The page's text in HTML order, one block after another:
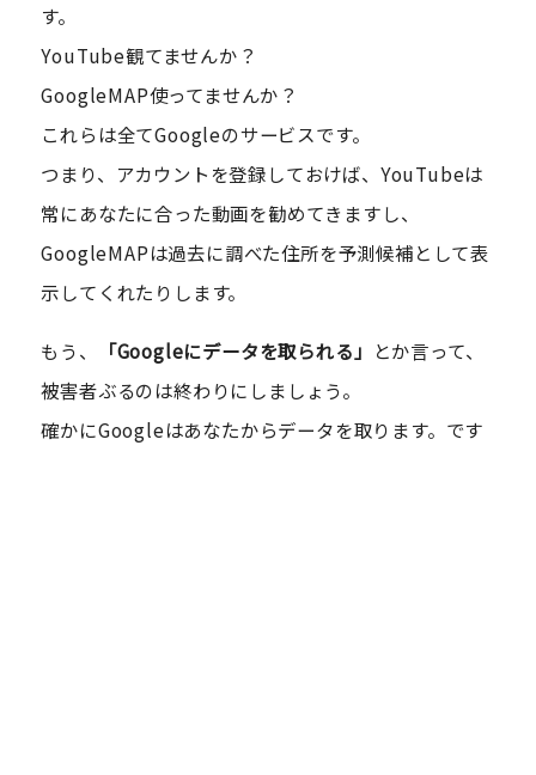
す。
YouTube観てませんか？
GoogleMAP使ってませんか？
これらは全てGoogleのサービスです。
つまり、アカウントを登録しておけば、YouTubeは
常にあなたに合った動画を勧めてきますし、
GoogleMAPは過去に調べた住所を予測候補として表
示してくれたりします。
もう、 「Googleにデータを取られる」 とか言って、
被害者ぶるのは終わりにしましょう。
確かにGoogleはあなたからデータを取ります。です